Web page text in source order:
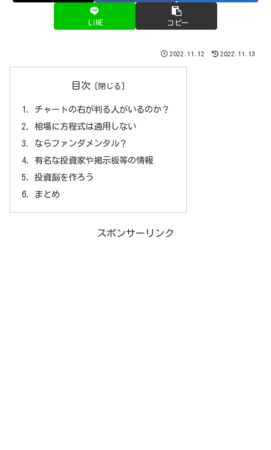
LINE コピー
2022.11.12 2022.11.13
目次
チャートの右が判る人がいるのか？
相場に方程式は通用しない
ならファンダメンタル？
有名な投資家や掲示板等の情報
投資脳を作ろう
まとめ
スポンサーリンク